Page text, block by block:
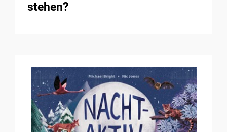
stehen?